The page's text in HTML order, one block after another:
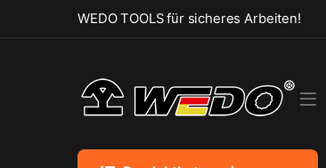
Skip to navigation
Skip to contentWEDO TOOLS für sicheres Arbeiten!